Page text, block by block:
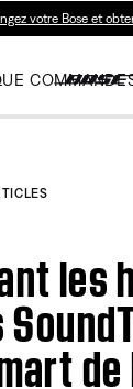
votre Bose et
les